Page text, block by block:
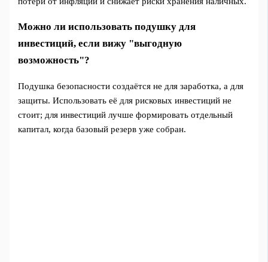
Можно ли использовать подушку для
инвестиций, если вижу "выгодную
возможность"?
Подушка безопасности создаётся не для заработка, а для
защиты. Использовать её для рисковых инвестиций не
стоит; для инвестиций лучше формировать отдельный
капитал, когда базовый резерв уже собран.